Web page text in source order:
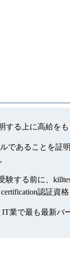
する上に高給を
であることを証
する前に、
認証資
業で最も最新バ